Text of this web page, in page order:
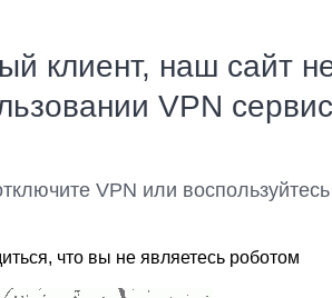
клиент, наш сайт
VPN
VPN или
что вы не являетесь роботом